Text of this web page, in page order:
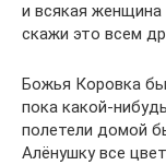
и всякая
скажи это всем
Божья Коровка
пока какой-
полетели домой
Алёнушку все